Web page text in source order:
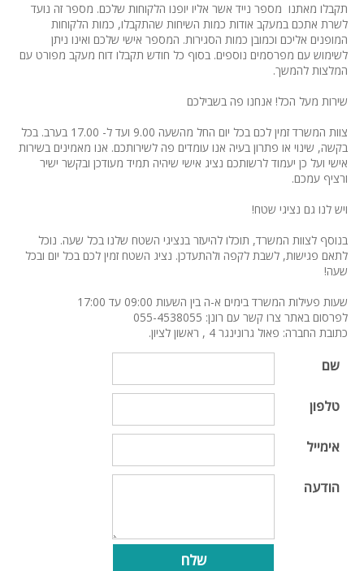
תקבלו מאתנו מספר נייד אשר אליו יופנו הלקוחות שלכם. מספר זה נועד
לשרת אתכם במעקב אודות כמות השיחות שהתקבלו, כמות הלקוחות
המופנים אליכם וכמובן כמות הסגירות. המספר אישי שלכם ואינו ניתן
לשימוש עם מפרסמים נוספים. בסוף כל חודש תקבלו דוח מעקב מפורט עם
המלצות להמשך.
שירות מעל הכל! אנחנו פה בשבילכם
צוות המשרד זמין לכם בכל יום החל מהשעה 9.00 ועד ל- 17.00 בערב. בכל
בקשה, שינוי או פתרון בעיה אנו עומדים פה לשירותכם. אנו מאמינים בשירות
אישי ועל כן יעמוד לרשותכם נציג אישי שיהיה תמיד מעודכן ובקשר ישיר
ורציף עמכם.
ויש לנו גם נציגי שטח!
בנוסף לצוות המשרד, תוכלו להיעזר בנציגי השטח שלנו בכל שעה. נוכל
לתאם פגישות, לשבת לקפה ולהתעדכן. נציג השטח זמין לכם בכל יום ובכל
שעה!
שעות פעילות המשרד בימים א-ה בין השעות 09:00 עד 17:00
לפרסום באתר צרו קשר עם רונן: 055-4538055
כתובת החברה: פאול גרונינגר 4 , ראשון לציון.
שם
טלפון
אימייל
הודעה